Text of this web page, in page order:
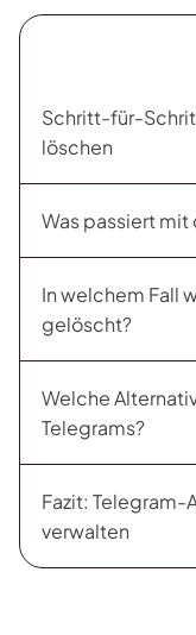
Schritt-für-
löschen
Was passiert
In welchem Fall
gelöscht?
Welche
Telegrams?
Fazit:
verwalten